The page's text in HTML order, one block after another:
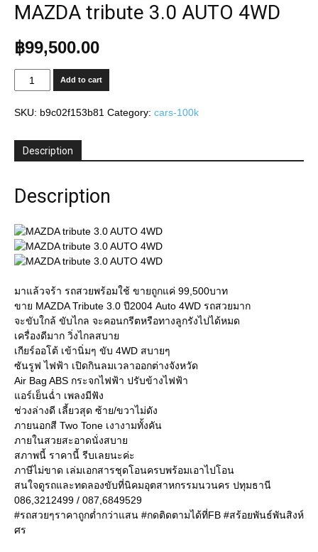
MAZDA tribute 3.0 AUTO 4WD
฿99,500.00
MAZDA
tribute
3.0
quantity
Add to cart
SKU: b9c02f153b81 Category: cars-100k
Description
Description
มาแล้วจร้า รถสวยพร้อมใช้ ขายถูกแค่ 99,500บาท
ขาย MAZDA Tribute 3.0 ปี2004 Auto 4WD รถสวยมาก
จะขับใกล้ ขับไกล จะคอนกรีตหรือทางลูกรังไปได้หมด
เครื่องดีมาก วิ่งไกลสบาย
เกียร์ออโต้ เข้านิ่มๆ ขับ 4WD สบายๆ
ซันรูฟ ไฟฟ้า เปิดกินลมเวลาออกต่างจังหวัด
Air Bag ABS กระจกไฟฟ้า ปรับข้างไฟฟ้า
แอร์เย็นฉ่ำ เพลงมีฟัง
ช่วงล่างดี เลี้ยวสุด ซ้าย/ขวาไม่ดัง
ภายนอกสี Two Tone เงางามทั้งคัน
ภายในสวยสะอาดนั่งสบาย
สภาพนี้ ราคานี้ รีบเลยนะค่ะ
ภาษีไม่ขาด เล่มเอกสารชุดโอนครบพร้อมเอาไปโอน
สนใจดูรถและทดลองขับที่นิคมอุตสาหกรรมนวนคร ปทุมธานี
086,3212499 / 087,6849529
#รถสวยๆราคาถูกต่ำกว่าแสน #กดติดตามได้ที่FB #สร้อยพันธ์พันสิงห์
ศร